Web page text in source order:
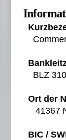
BLZ
Ort der
41367
BIC /